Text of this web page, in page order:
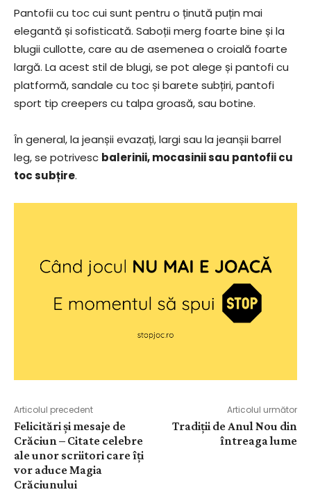
Pantofii cu toc cui sunt pentru o ținută puțin mai
elegantă și sofisticată. Saboții merg foarte bine și la
blugii cullotte, care au de asemenea o croială foarte
largă. La acest stil de blugi, se pot alege și pantofi cu
platformă, sandale cu toc și barete subțiri, pantofi
sport tip creepers cu talpa groasă, sau botine.
În general, la jeanșii evazați, largi sau la jeanșii barrel
leg, se potrivesc balerinii, mocasinii sau pantofii cu
toc subțire.
Articolul precedent
Felicitări și mesaje de
Crăciun – Citate celebre
ale unor scriitori care îți
vor aduce Magia
Crăciunului
Articolul următor
Tradiții de Anul Nou din
întreaga lume